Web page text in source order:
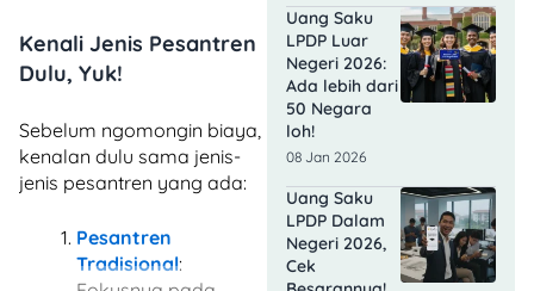
Kenali Jenis Pesantren
Dulu, Yuk!
Sebelum ngomongin biaya,
kenalan dulu sama jenis-
jenis pesantren yang ada:
Pesantren
Tradisional:
Uang Saku
LPDP Luar
Negeri 2026:
Ada lebih dari
50 Negara
loh!
08 Jan 2026
Uang Saku
LPDP Dalam
Negeri 2026,
Cek